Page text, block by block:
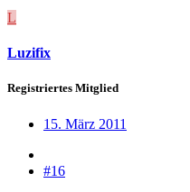
L
Luzifix
Registriertes Mitglied
15. März 2011
#16